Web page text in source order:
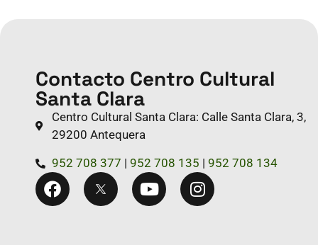
Contacto Centro Cultural
Santa Clara
Centro Cultural Santa Clara: Calle Santa Clara, 3,
29200 Antequera
952 708 377 | 952 708 135 | 952 708 134